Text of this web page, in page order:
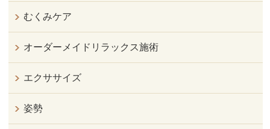
むくみケア
オーダーメイドリラックス施術
エクササイズ
姿勢